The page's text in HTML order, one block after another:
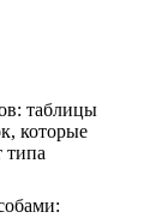
таблицы
которые
типа